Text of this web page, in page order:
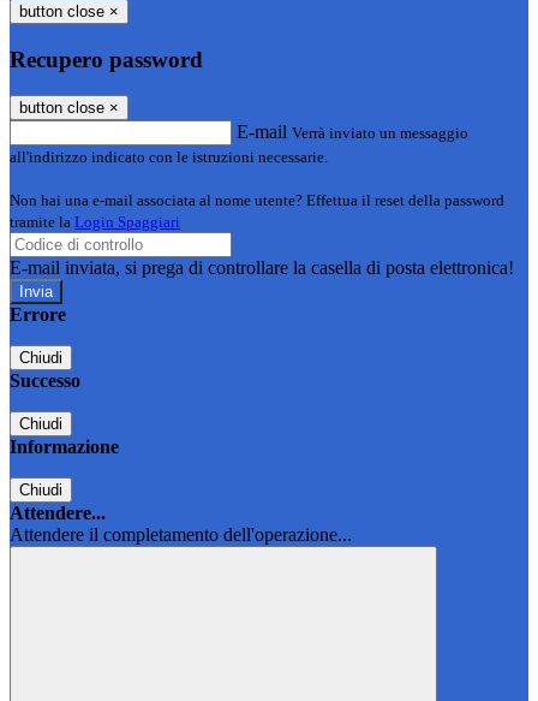
button close ×
Recupero password
button close ×
E-mail Verrà inviato un messaggio
all'indirizzo indicato con le istruzioni necessarie.
Non hai una e-mail associata al nome utente? Effettua il reset della password
tramite la Login Spaggiari
E-mail inviata, si prega di controllare la casella di posta elettronica!
Errore
Chiudi
Successo
Chiudi
Informazione
Chiudi
Attendere...
Attendere il completamento dell'operazione...